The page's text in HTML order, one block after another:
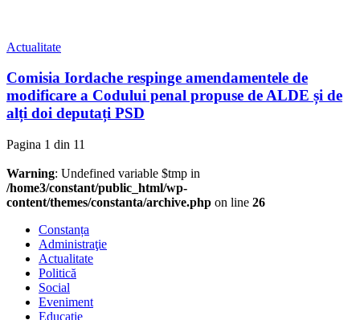
Actualitate
Comisia Iordache respinge amendamentele de
modificare a Codului penal propuse de ALDE și de
alți doi deputați PSD
Pagina 1 din 11
Warning: Undefined variable $tmp in
/home3/constant/public_html/wp-
content/themes/constanta/archive.php on line 26
Constanța
Administraţie
Actualitate
Politică
Social
Eveniment
Educaţie